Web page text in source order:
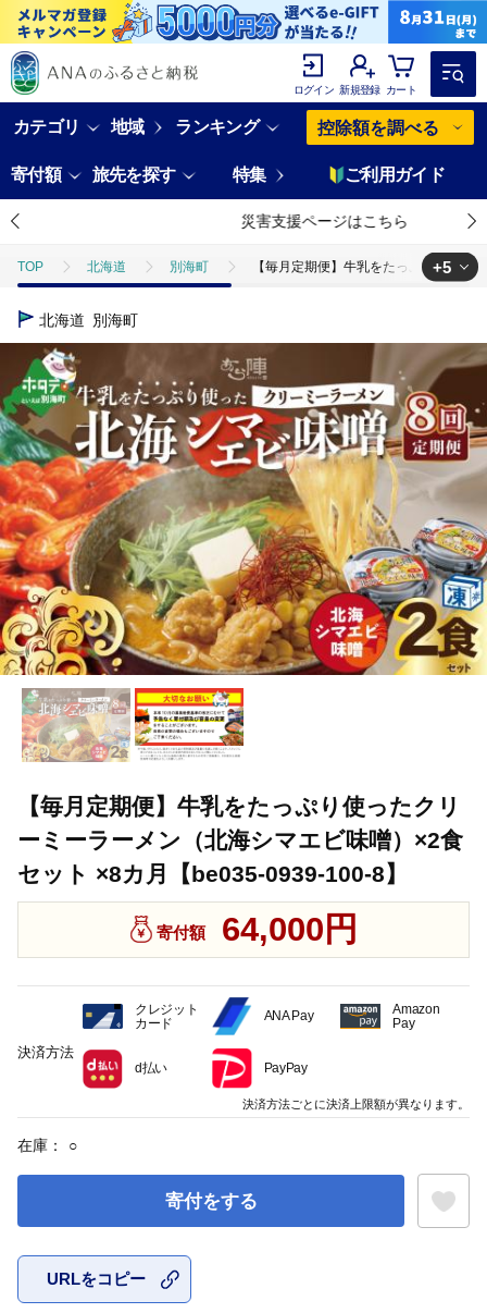
ログイン 新規登録 カート
カテゴリ 地域 ランキング 控除額を調べる
寄付額 旅先を探す 特集 ご利用ガイド
災害支援ページはこちら
TOP 北海道 別海町 【毎月定期便】牛乳をたっぷり使っ
TOP
【毎月定期便】牛乳をたっぷり使った
TOP 定期便 【毎月定期便】牛乳をたっぷり使ったクリーミーラ
TOP 定期便 ほかの定期便 【毎月定期便】牛乳をたっぷ
TOP 加工食品 【毎月定期便】牛乳をたっぷり使ったクリーミー
+5
北海道 別海町
【毎月定期便】牛乳をたっぷり使ったクリ
ーミーラーメン（北海シマエビ味噌）×2食
セット ×8カ月【be035-0939-100-8】
寄付額 64,000円
在庫： ○
寄付をする
URLをコピー
決済方法
クレジット
カード
ANA Pay
Amazon
Pay
d払い PayPay
決済方法ごとに決済上限額が異なります。